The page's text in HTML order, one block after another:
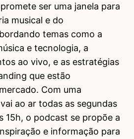
promete ser uma janela para
musical e do
temas como a
e tecnologia, a
ao vivo, e as estratégias
que estão
Com uma
ao ar todas as segundas
15h, o podcast se propõe a
e informação para